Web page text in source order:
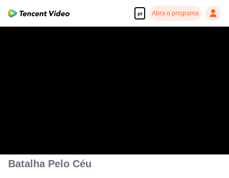
pt Abra o programa
Batalha Pelo Céu